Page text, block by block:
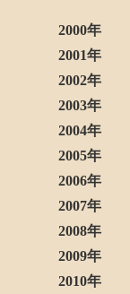
2000年
2001年
2002年
2003年
2004年
2005年
2006年
2007年
2008年
2009年
2010年